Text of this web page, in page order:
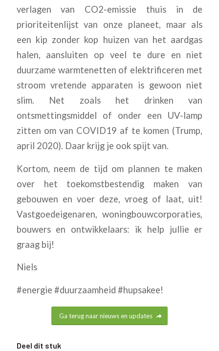
verlagen van CO2-emissie thuis in de
prioriteitenlijst van onze planeet, maar als
een kip zonder kop huizen van het aardgas
halen, aansluiten op veel te dure en niet
duurzame warmtenetten of elektrificeren met
stroom vretende apparaten is gewoon niet
slim. Net zoals het drinken van
ontsmettingsmiddel of onder een UV-lamp
zitten om van COVID19 af te komen (Trump,
april 2020). Daar krijg je ook spijt van.
Kortom, neem de tijd om plannen te maken
over het toekomstbestendig maken van
gebouwen en voer deze, vroeg of laat, uit!
Vastgoedeigenaren, woningbouwcorporaties,
bouwers en ontwikkelaars: ik help jullie er
graag bij!
Niels
#energie #duurzaamheid #hupsakee!
Ga terug naar nieuws en updates
Deel dit stuk